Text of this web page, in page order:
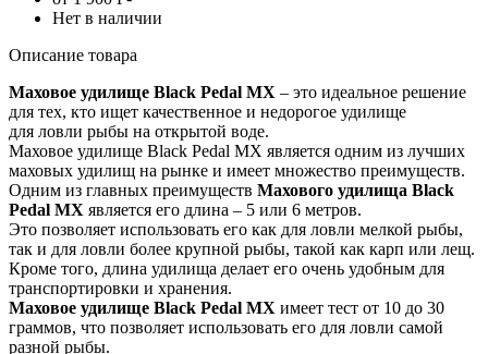
Нет в наличии
Описание товара
Маховое удилище Black Pedal MX – это идеальное решение
для тех, кто ищет качественное и недорогое удилище
для ловли рыбы на открытой воде.
Маховое удилище Black Pedal MX является одним из лучших
маховых удилищ на рынке и имеет множество преимуществ.
Одним из главных преимуществ Махового удилища Black
Pedal MX является его длина – 5 или 6 метров.
Это позволяет использовать его как для ловли мелкой рыбы,
так и для ловли более крупной рыбы, такой как карп или лещ.
Кроме того, длина удилища делает его очень удобным для
транспортировки и хранения.
Маховое удилище Black Pedal MX имеет тест от 10 до 30
граммов, что позволяет использовать его для ловли самой
разной рыбы.